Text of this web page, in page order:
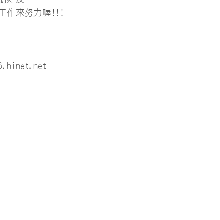
作來努力喔!!!